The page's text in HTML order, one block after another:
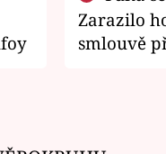
Zarazilo
smlouvě